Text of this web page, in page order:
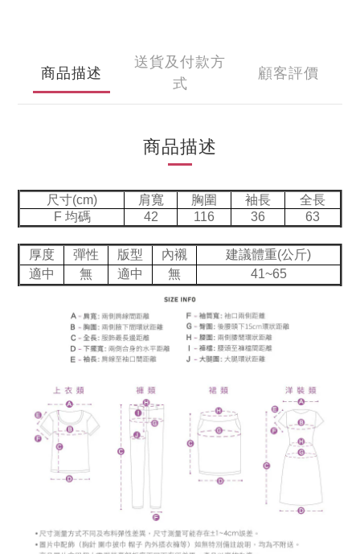
商品描述
送貨及付款方
式
顧客評價
商品描述
尺寸(cm) 肩寬 胸圍 袖長
全長
F 均碼
42 116 36 63
厚度 彈性 版型 內襯
建議體重(公斤)
適中
無 適中 無 41~65